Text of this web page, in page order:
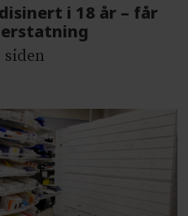
i 18 år – får
siden